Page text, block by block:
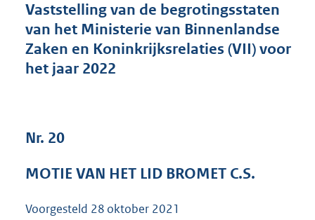
s
g
K
Vaststelling van de begrotingsstaten
van het Ministerie van Binnenlandse
Zaken en Koninkrijksrelaties (VII) voor
het jaar 2022
Nr. 20
MOTIE VAN HET LID BROMET C.S.
Voorgesteld 28 oktober 2021